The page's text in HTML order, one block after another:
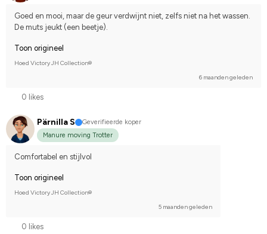
Goed en mooi, maar de geur verdwijnt niet, zelfs niet na het wassen.
De muts jeukt (een beetje).
Toon origineel
Hoed Victory JH Collection®
6 maanden geleden
0 likes
Pärnilla S
Geverifieerde koper
Manure moving Trotter
Comfortabel en stijlvol
Toon origineel
Hoed Victory JH Collection®
5 maanden geleden
0 likes